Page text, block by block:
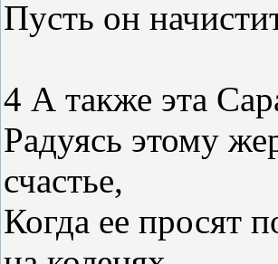
Пусть он
4 А также эта
Радуясь этому
счастье,
Когда ее просят